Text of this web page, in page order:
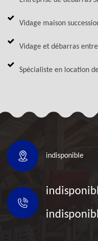
Vidage maison
Vidage et débarras
Spécialiste en location
indisponible